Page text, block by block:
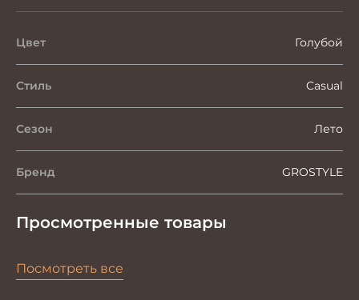
Цвет Голубой
Стиль Casual
Сезон Лето
Бренд GROSTYLE
Просмотренные товары
Посмотреть все